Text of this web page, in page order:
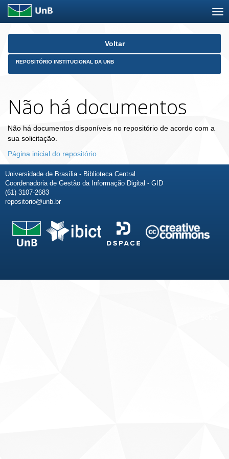
Skip
Voltar
REPOSITÓRIO INSTITUCIONAL DA UNB
Não há documentos
Não há documentos disponíveis no repositório de acordo com a
sua solicitação.
Página inicial do repositório
Universidade de Brasília - Biblioteca Central
Coordenadoria de Gestão da Informação Digital - GID
(61) 3107-2683
repositorio@unb.br